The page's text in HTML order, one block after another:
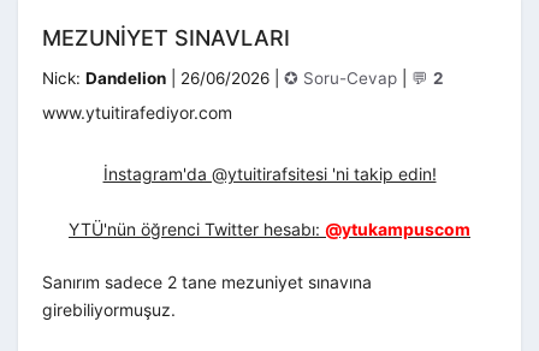
MEZUNIYET SINAVLARI
Nick: Dandelion 26/06/2026 Kategoriler
✪ Soru-Cevap 💬 2
www.ytuitirafediyor.com
İnstagram'da @ytuitirafsitesi 'ni takip edin!
YTÜ'nün öğrenci Twitter hesabı: @ytukampuscom
Sanırım sadece 2 tane mezuniyet sınavına
girebiliyormuşuz.